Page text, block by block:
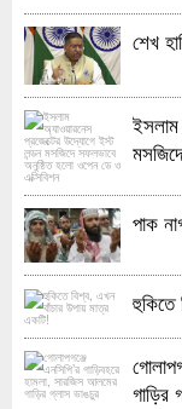
শেখ
ইসলাম
পাক
হুকিতে
গাড়ির